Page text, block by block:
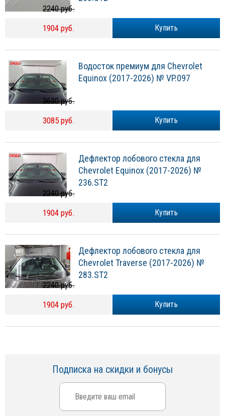
Купить
2240 руб.
1904 руб.
Водосток премиум для Chevrolet
Equinox (2017-2026) № VP.097
Купить
3630 руб.
3085 руб.
Дефлектор лобового стекла для
Chevrolet Equinox (2017-2026) №
236.ST2
Купить
2240 руб.
1904 руб.
Дефлектор лобового стекла для
Chevrolet Traverse (2017-2026) №
283.ST2
Купить
2240 руб.
1904 руб.
Подписка на скидки и бонусы